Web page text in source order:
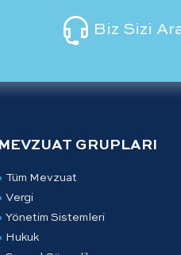
Biz Sizi
MEVZUAT GRUPLARI
Tüm Mevzuat
Vergi
Yönetim Sistemleri
Hukuk